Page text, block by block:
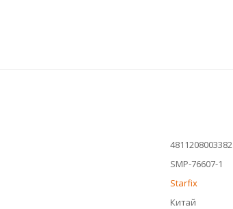
4811208003382
SMP-76607-1
Starfix
Китай